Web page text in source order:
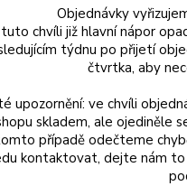
se
tímto souhlas
), aby ve smyslu
osobních údajů
údajů) (dále jen
Objednávky
chvíli již hlavní nápor
týdnu po přijetí
čtvrtka, aby
upozornění: ve chvíli
skladem, ale ojediněle
případě odečteme
kontaktovat, dejte nám to